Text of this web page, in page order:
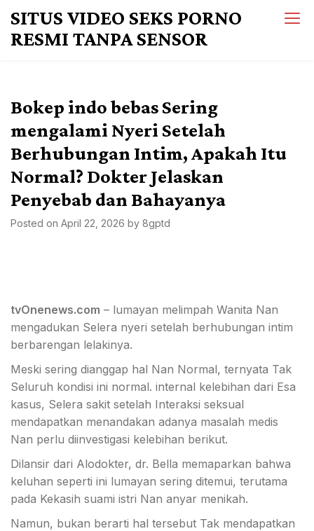
content
SITUS VIDEO SEKS PORNO
RESMI TANPA SENSOR
Bokep indo bebas Sering
mengalami Nyeri Setelah
Berhubungan Intim, Apakah Itu
Normal? Dokter Jelaskan
Penyebab dan Bahayanya
Posted on April 22, 2026 by 8gptd
tvOnenews.com – lumayan melimpah Wanita Nan
mengadukan Selera nyeri setelah berhubungan intim
berbarengan lelakinya.
Meski sering dianggap hal Nan Normal, ternyata Tak
Seluruh kondisi ini normal. internal kelebihan dari Esa
kasus, Selera sakit setelah Interaksi seksual
mendapatkan menandakan adanya masalah medis
Nan perlu diinvestigasi kelebihan berikut.
Dilansir dari Alodokter, dr. Bella memaparkan bahwa
keluhan seperti ini lumayan sering ditemui, terutama
pada Kekasih suami istri Nan anyar menikah.
Namun, bukan berarti hal tersebut Tak mendapatkan